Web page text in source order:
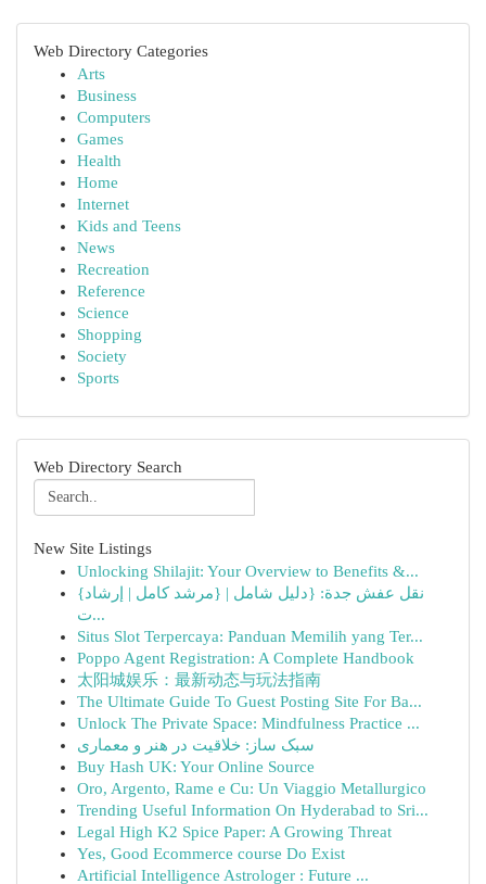
Web Directory Categories
Arts
Business
Computers
Games
Health
Home
Internet
Kids and Teens
News
Recreation
Reference
Science
Shopping
Society
Sports
Web Directory Search
New Site Listings
Unlocking Shilajit: Your Overview to Benefits &...
{نقل عفش جدة: {دليل شامل | {مرشد كامل | إرشاد
ت...
Situs Slot Terpercaya: Panduan Memilih yang Ter...
Poppo Agent Registration: A Complete Handbook
太阳城娱乐：最新动态与玩法指南
The Ultimate Guide To Guest Posting Site For Ba...
Unlock The Private Space: Mindfulness Practice ...
سبک ساز: خلاقیت در هنر و معماری
Buy Hash UK: Your Online Source
Oro, Argento, Rame e Cu: Un Viaggio Metallurgico
Trending Useful Information On Hyderabad to Sri...
Legal High K2 Spice Paper: A Growing Threat
Yes, Good Ecommerce course Do Exist
Artificial Intelligence Astrologer : Future ...